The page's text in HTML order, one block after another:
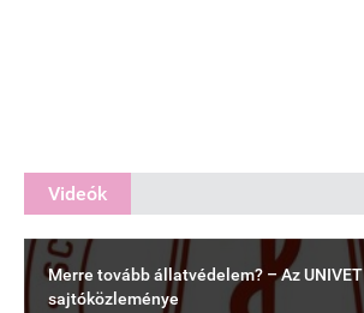
Videók
Merre tovább állatvédelem? – Az UNIVET
sajtóközleménye